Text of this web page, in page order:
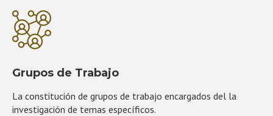
Grupos de Trabajo
La constitución de grupos de trabajo encargados del la
investigación de temas específicos.